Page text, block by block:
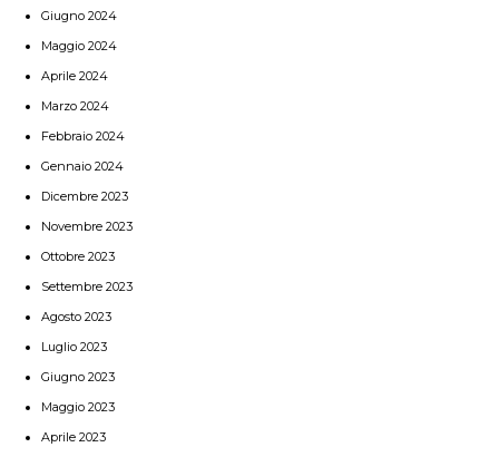
Giugno 2024
Maggio 2024
Aprile 2024
Marzo 2024
Febbraio 2024
Gennaio 2024
Dicembre 2023
Novembre 2023
Ottobre 2023
Settembre 2023
Agosto 2023
Luglio 2023
Giugno 2023
Maggio 2023
Aprile 2023